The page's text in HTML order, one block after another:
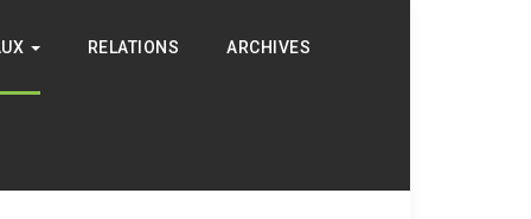
RELATIONS ARCHIVES